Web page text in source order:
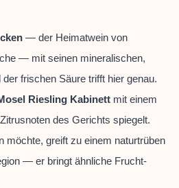
— der Heimatwein von
— mit seinen mineralischen,
frischen Säure trifft hier genau.
Riesling Kabinett mit einem
des Gerichts spiegelt.
möchte, greift zu einem naturtrüben
— er bringt ähnliche Frucht-